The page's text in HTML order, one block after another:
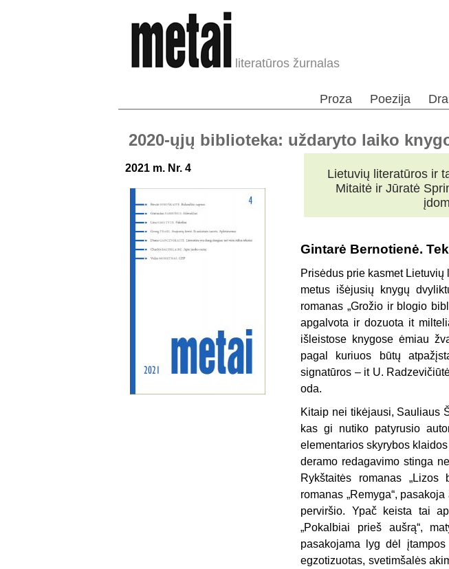
literatūros žurnalas
Proza Poezija
2020-ųjų biblioteka: uždaryto laiko
2021 m. Nr. 4
Lietuvių literatūros ir
Mitaitė ir Jūratė
Gintarė Bernotienė.
Prisėdus prie kasmet
metus išėjusių knygų
romanas „Grožio ir blogio
apgalvota ir dozuota it
išleistose knygose ėmiau
pagal kuriuos būtų
signatūros – it U.
oda.
Kitaip nei tikėjausi, Sauliaus
kas gi nutiko patyrusio
elementarios skyrybos
deramo redagavimo stinga
Rykštaitės romanas „Lizos
romanas „Remyga“,
perviršio. Ypač keista tai
„Pokalbiai prieš aušrą“,
pasakojama lyg dėl
egzotizuotas, svetimšalės